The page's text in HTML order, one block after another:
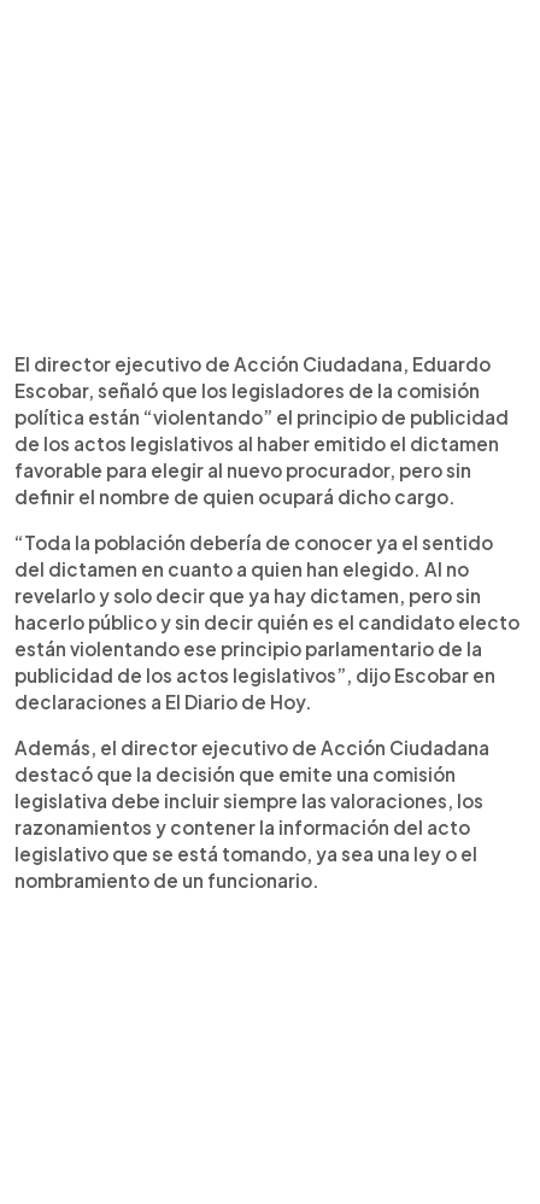
El director ejecutivo de Acción Ciudadana, Eduardo
Escobar, señaló que los legisladores de la comisión
política están “violentando” el principio de publicidad
de los actos legislativos al haber emitido el dictamen
favorable para elegir al nuevo procurador, pero sin
definir el nombre de quien ocupará dicho cargo.
“Toda la población debería de conocer ya el sentido
del dictamen en cuanto a quien han elegido. Al no
revelarlo y solo decir que ya hay dictamen, pero sin
hacerlo público y sin decir quién es el candidato electo
están violentando ese principio parlamentario de la
publicidad de los actos legislativos”, dijo Escobar en
declaraciones a El Diario de Hoy.
Además, el director ejecutivo de Acción Ciudadana
destacó que la decisión que emite una comisión
legislativa debe incluir siempre las valoraciones, los
razonamientos y contener la información del acto
legislativo que se está tomando, ya sea una ley o el
nombramiento de un funcionario.